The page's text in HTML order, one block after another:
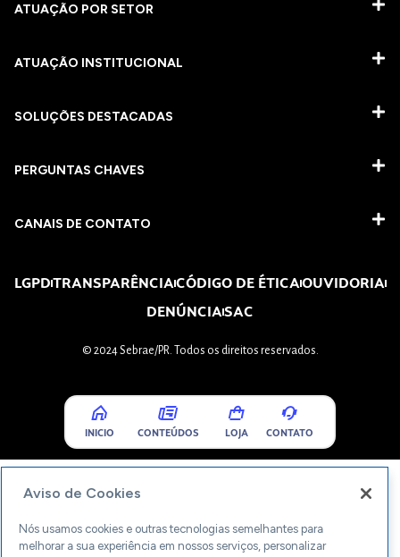
ATUAÇÃO POR SETOR
ATUAÇÃO INSTITUCIONAL
SOLUÇÕES DESTACADAS
PERGUNTAS CHAVES​
CANAIS DE CONTATO
LGPDTRANSPARÊNCIACÓDIGO DE ÉTICAOUVIDORIA
DENÚNCIASAC
© 2024 Sebrae/PR. Todos os direitos reservados.
INICIO CONTEÚDOS LOJA CONTATO
Aviso de Cookies
Nós usamos cookies e outras tecnologias semelhantes para
melhorar a sua experiência em nossos serviços, personalizar